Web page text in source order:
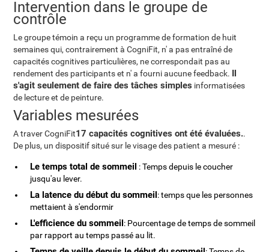
Intervention dans le groupe de
contrôle
Le groupe témoin a reçu un programme de formation de huit
semaines qui, contrairement à CogniFit, n' a pas entraîné de
capacités cognitives particulières, ne correspondait pas au
rendement des participants et n' a fourni aucune feedback. Il
s'agit seulement de faire des tâches simples informatisées
de lecture et de peinture.
Variables mesurées
A traver CogniFit17 capacités cognitives ont été évaluées..
De plus, un dispositif situé sur le visage des patient a mesuré :
Le temps total de sommeil : Temps depuis le coucher
jusqu'au lever.
La latence du début du sommeil: temps que les personnes
mettaient à s'endormir
L'efficience du sommeil: Pourcentage de temps de sommeil
par rapport au temps passé au lit.